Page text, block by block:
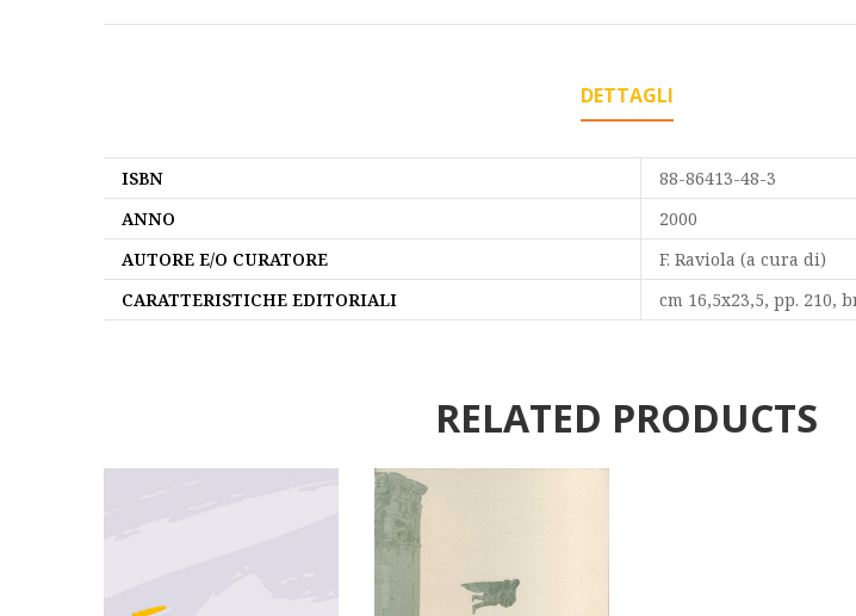
DETTAGLI
ISBN
88-86413-48-3
ANNO
2000
AUTORE E/O CURATORE
F. Raviola (a cura di)
CARATTERISTICHE EDITORIALI
cm 16,5x23,5, pp. 210,
RELATED PRODUCTS